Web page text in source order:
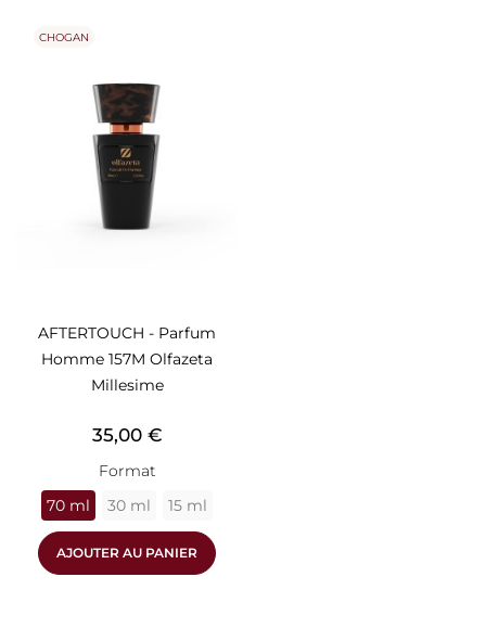
AFTERTOUCH - Parfum
Homme 157M Olfazeta
Millesime
Prix
35,00 €
Format
70 ml
30 ml 15 ml
AJOUTER AU PANIER
CHOGAN